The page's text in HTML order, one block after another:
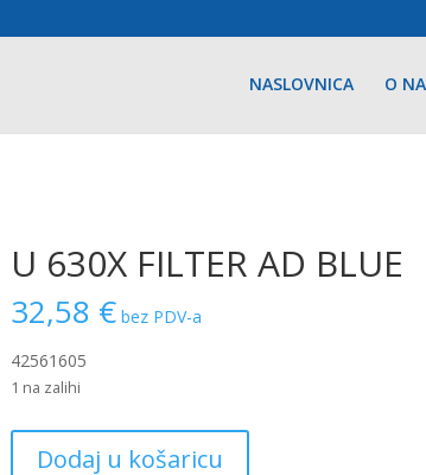
NASLOVNICA O
U 630X FILTER AD BLUE
32,58 € bez PDV-a
42561605
1 na zalihi
630XDodaj u košaricu